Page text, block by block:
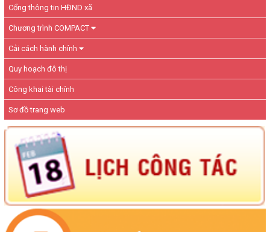
Cổng thông tin HĐND xã
Chương trình COMPACT
Cải cách hành chính
Quy hoạch đô thị
Công khai tài chính
Sơ đồ trang web